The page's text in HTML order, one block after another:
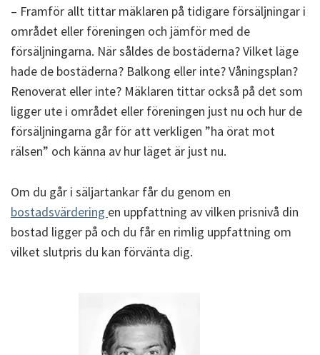
– Framför allt tittar mäklaren på tidigare försäljningar i
området eller föreningen och jämför med de
försäljningarna. När såldes de bostäderna? Vilket läge
hade de bostäderna? Balkong eller inte? Våningsplan?
Renoverat eller inte? Mäklaren tittar också på det som
ligger ute i området eller föreningen just nu och hur de
försäljningarna går för att verkligen ”ha örat mot
rälsen” och känna av hur läget är just nu.
Om du går i säljartankar får du genom en
bostadsvärdering en uppfattning av vilken prisnivå din
bostad ligger på och du får en rimlig uppfattning om
vilket slutpris du kan förvänta dig.